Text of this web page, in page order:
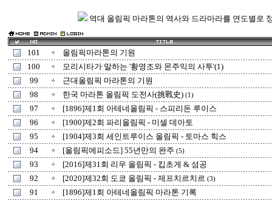
역대 올림픽 마라톤의 역사와 드라마라를 연도별로
101
올림픽마라톤의 기원
100
모리시타가 말하는 '황영조와 몬주익의 사투'(1)
99
근대올림픽 마라톤의 기원
98
한국 마라톤 올림픽 도전사(挑戰史) (1)
97
[1896]제1회 아테네올림픽 - 스피리돈 루이스
96
[1900]제2회 파리올림픽 - 미셀 데아토
95
[1904]제3회 세인트루이스 올림픽 - 토마스 힉스
94
[올림픽에피소드] 55년만의 완주 (5)
93
[2016]제31회 리우 올림픽 - 킵초게 & 섬공
92
[2020]제32회 도쿄 올림픽 - 제프치르치르 (3)
91
[1896]제1회 아테네올림픽 마라톤 기록